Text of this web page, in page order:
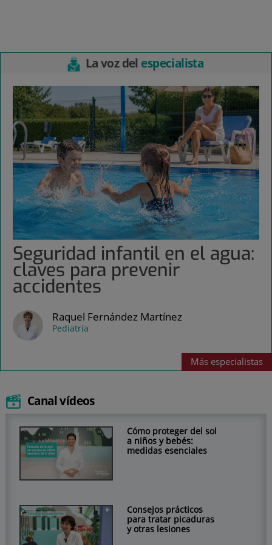
La voz del especialista
Seguridad infantil en el agua:
claves para prevenir
accidentes
Raquel Fernández Martínez
Pediatría
Más especialistas
Canal vídeos
Cómo proteger del sol
a niños y bebés:
medidas esenciales
Consejos prácticos
para tratar picaduras
y otras lesiones